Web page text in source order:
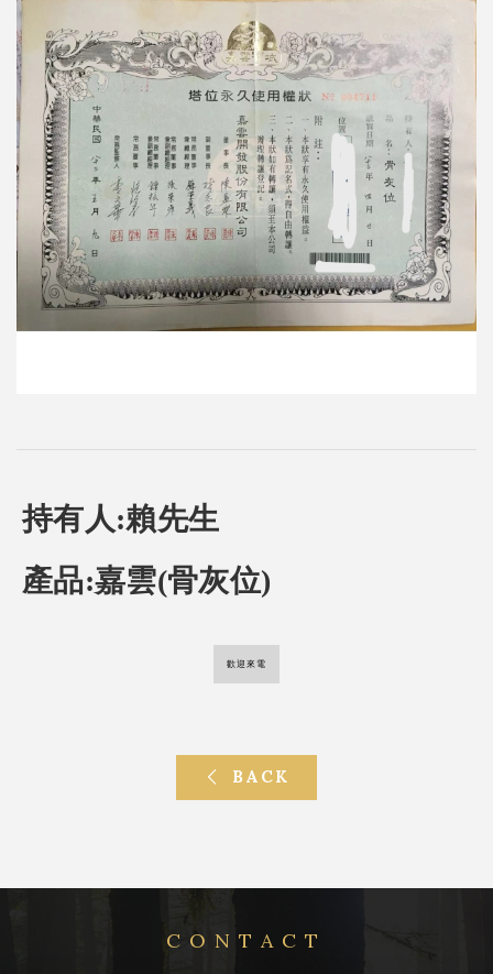
持有人:賴先生
產品:嘉雲(骨灰位)
歡迎來電
BACK
CONTACT